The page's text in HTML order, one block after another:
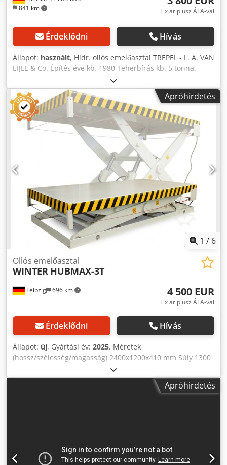
841 km
Fix ár plusz ÁFA-val
Érdeklődni Hívás
Állapot: használt, Hidr. ollós emelőasztal TREPEL - L. A. VAN
EIJLE & Co. Építés éve kb. 1980 Teherbírás kb. 5 tonna.
Dcedsd I Nrpopfx Ad Sok Platform mérete 1700 x 1100 mm
Emelés max. 515 mm Alsó asztalmagasság síngörgőkkel
535 mm Az asztal magassága síngörgők nélkül 480 mm
Emelt asztalmagasság síngörgőkkel max. 1050 mm Emelt
asztalmagasság síngörgők nélkül max. 995 mm
Menetsebesség sínkocsi kb. 8,5 méter/perc.
Motorteljesítmény 4 kW Hálózati csatlakozás 400 Volt, 50 Hz
- Kézi gomb a kábelen történő fel- és lehúzáshoz -
Biztonsági végálláskapcsoló - Hidraulika az alvázra szerelt
tartállyal - Emelőolló két emelőhengerrel - Az asztal
síneken mozgatható, 4 görgő az alapkereten, Ø 200 mm -
SEW hajtóműves motorral hajtott síngörgők lánccal
Helyigény H x SZ x K 2070 x 1350 x 1050 mm Tömeg kb. 1,3
tonna. Jó állapotban
Apróhirdetés
1 / 6
Leipzig 696 km
Ollós emelőasztal
WINTER HUBMAX-3T
4 500 EUR
Fix ár plusz ÁFA-val
Érdeklődni Hívás
Állapot: új, Gyártási év: 2025, Méretek
(hossz/szélesség/magasság) 2400x1200x410 mm Súly 1300
kg Teljes teljesítményszükséglet 0 kW Ollós emelőasztal
HUBMAX-3T - Asztal mérete 1200 x 2400 mm - max.
emelőképesség 3t - min. magasság 410 mm - max.Apróhirdetés